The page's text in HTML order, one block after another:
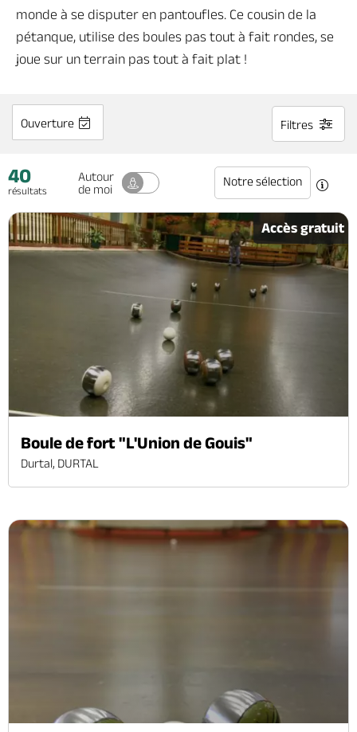
Brochures & Cartes Offices de tourisme Comment venir ? Ecrivez-nous
monde à se disputer en pantoufles. Ce cousin de la
pétanque, utilise des boules pas tout à fait rondes, se
joue sur un terrain pas tout à fait plat !
Ouverture Filtres
40
résultats
Autour
de moi
Notre sélection
Accès gratuit
Boule de fort "L'Union de Gouis"
Durtal, DURTAL